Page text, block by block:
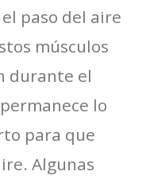
paso del aire
músculos
durante el
lo
para que
Algunas